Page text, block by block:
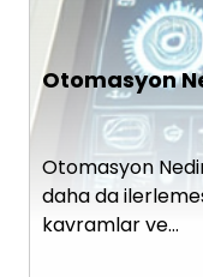
Otomasyon
Otomasyon
daha da
kavramlar ve…